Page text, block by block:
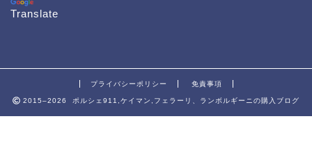
Translate
プライバシーポリシー 免責事項
2015–2026 ポルシェ911,ケイマン,フェラーリ、ランボルギーニの購入ブログ